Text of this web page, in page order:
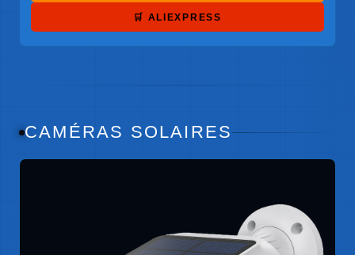
🛒 ALIEXPRESS
CAMÉRAS SOLAIRES